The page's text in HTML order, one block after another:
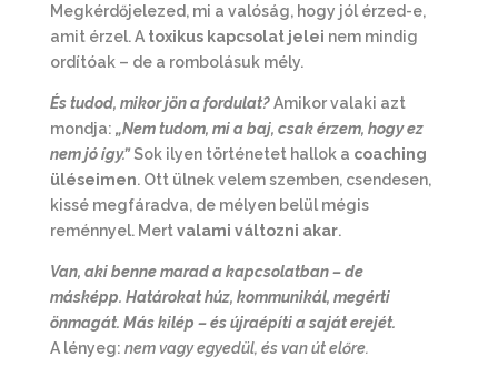
Megkérdőjelezed, mi a valóság, hogy jól érzed-e,
amit érzel. A toxikus kapcsolat jelei nem mindig
ordítóak – de a rombolásuk mély.
És tudod, mikor jön a fordulat?Amikor valaki azt
mondja: „Nem tudom, mi a baj, csak érzem, hogy ez
nem jó így.”Sok ilyen történetet hallok a coaching
üléseimen. Ott ülnek velem szemben, csendesen,
kissé megfáradva, de mélyen belül mégis
reménnyel. Mertvalami változni akar.
Van, aki benne marad a kapcsolatban – de
másképp. Határokat húz, kommunikál, megérti
önmagát. Más kilép – és újraépíti a saját erejét.
A lényeg: nem vagy egyedül, és van út előre.